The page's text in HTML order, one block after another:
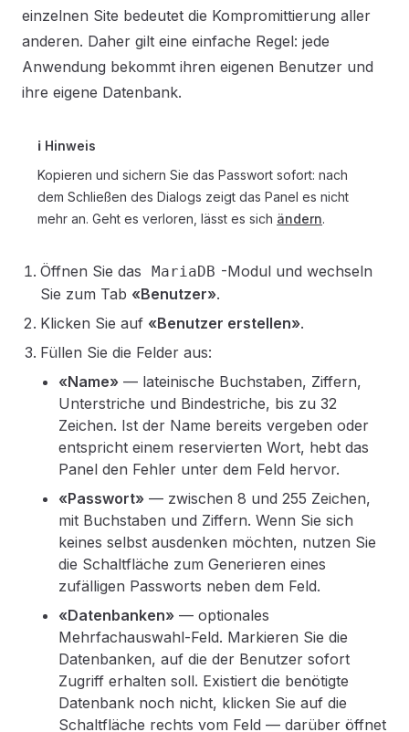
einzelnen Site bedeutet die Kompromittierung aller
anderen. Daher gilt eine einfache Regel: jede
Anwendung bekommt ihren eigenen Benutzer und
ihre eigene Datenbank.
ℹ️ Hinweis
Kopieren und sichern Sie das Passwort sofort: nach
dem Schließen des Dialogs zeigt das Panel es nicht
mehr an. Geht es verloren, lässt es sich ändern.
Öffnen Sie das MariaDB -Modul und wechseln
Sie zum Tab «Benutzer».
Klicken Sie auf «Benutzer erstellen».
Füllen Sie die Felder aus:
«Name» — lateinische Buchstaben, Ziffern,
Unterstriche und Bindestriche, bis zu 32
Zeichen. Ist der Name bereits vergeben oder
entspricht einem reservierten Wort, hebt das
Panel den Fehler unter dem Feld hervor.
«Passwort» — zwischen 8 und 255 Zeichen,
mit Buchstaben und Ziffern. Wenn Sie sich
keines selbst ausdenken möchten, nutzen Sie
die Schaltfläche zum Generieren eines
zufälligen Passworts neben dem Feld.
«Datenbanken» — optionales
Mehrfachauswahl-Feld. Markieren Sie die
Datenbanken, auf die der Benutzer sofort
Zugriff erhalten soll. Existiert die benötigte
Datenbank noch nicht, klicken Sie auf die
Schaltfläche rechts vom Feld — darüber öffnet